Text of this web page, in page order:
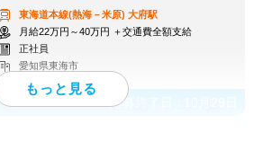
東海道本線(熱海－米原) 大府駅
月給22万円～40万円 ＋交通費全額支給
正社員
愛知県東海市
応募終了日：